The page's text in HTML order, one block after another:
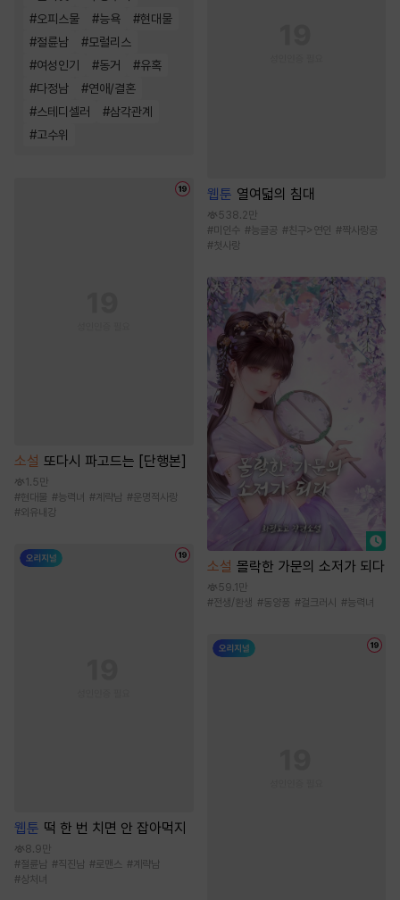
#오피스물 #능욕 #현대물
#절륜남 #모럴리스
#여성인기 #동거 #유혹
#다정남 #연애/결혼
#스테디셀러 #삼각관계
#고수위
소설 또다시 파고드는 [단행본]
1.5만
#현대물 #능력녀 # 계략남 #운명적사랑
#외유내강
웹툰 떡 한 번 치면 안 잡아먹지
8.9만
#절륜남 #직진남 #로맨스 # 계략남
#상처녀
웹툰 열여덟의 침대
538.2만
#미인수 #능글공 #친구>연인 #짝사랑공
#첫사랑
소설 몰락한 가문의 소저가 되다
59.1만
#전생/환생 #동양풍 #걸크러시 #능력녀